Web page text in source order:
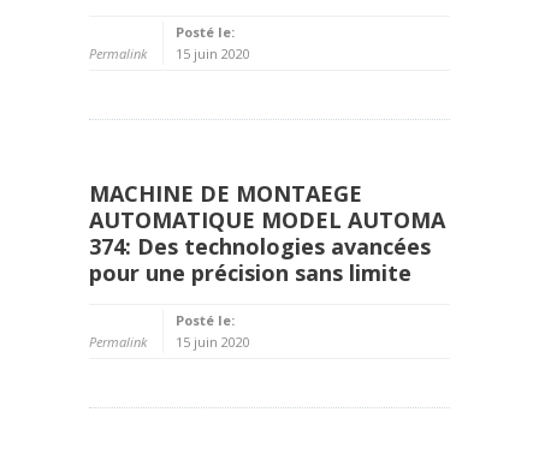
Permalink
Posté le:
15 juin 2020
MACHINE DE MONTAEGE
AUTOMATIQUE MODEL AUTOMA
374: Des technologies avancées
pour une précision sans limite
Permalink
Posté le:
15 juin 2020